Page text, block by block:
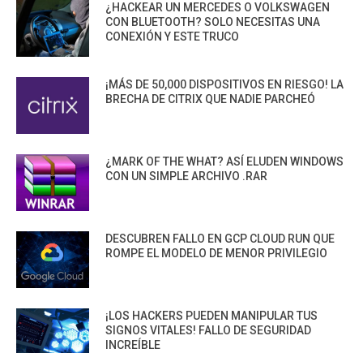
¿HACKEAR UN MERCEDES O VOLKSWAGEN
CON BLUETOOTH? SOLO NECESITAS UNA
CONEXIÓN Y ESTE TRUCO
¡MÁS DE 50,000 DISPOSITIVOS EN RIESGO! LA
BRECHA DE CITRIX QUE NADIE PARCHEÓ
¿MARK OF THE WHAT? ASÍ ELUDEN WINDOWS
CON UN SIMPLE ARCHIVO .RAR
DESCUBREN FALLO EN GCP CLOUD RUN QUE
ROMPE EL MODELO DE MENOR PRIVILEGIO
¡LOS HACKERS PUEDEN MANIPULAR TUS
SIGNOS VITALES! FALLO DE SEGURIDAD
INCREÍBLE